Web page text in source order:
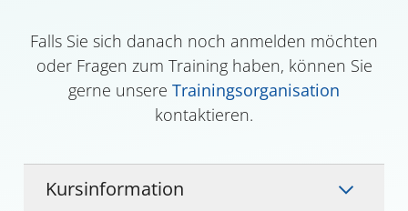
Falls Sie sich danach noch anmelden möchten
oder Fragen zum Training haben, können Sie
gerne unsere Trainingsorganisation
kontaktieren.
Kursinformation